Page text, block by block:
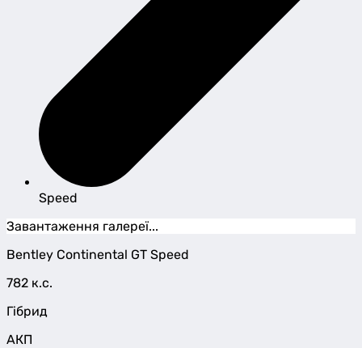
Speed
Завантаження галереї...
Bentley Continental GT Speed
782 к.с.
Гібрид
АКП